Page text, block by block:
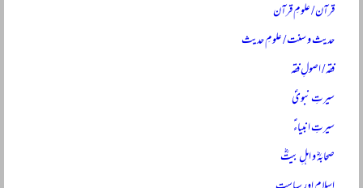
قرآن / علومِ قرآن
حدیث و سنت / علومِ حدیث
فقہ / اصولِ فقہ
سیرتِ نبویؐ
سیرتِ انبیاءؑ
صحابہؓ و اہلِ بیتؓ